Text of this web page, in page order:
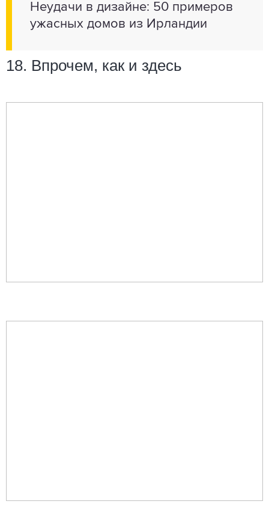
Неудачи в дизайне: 50 примеров
ужасных домов из Ирландии
18. Впрочем, как и здесь